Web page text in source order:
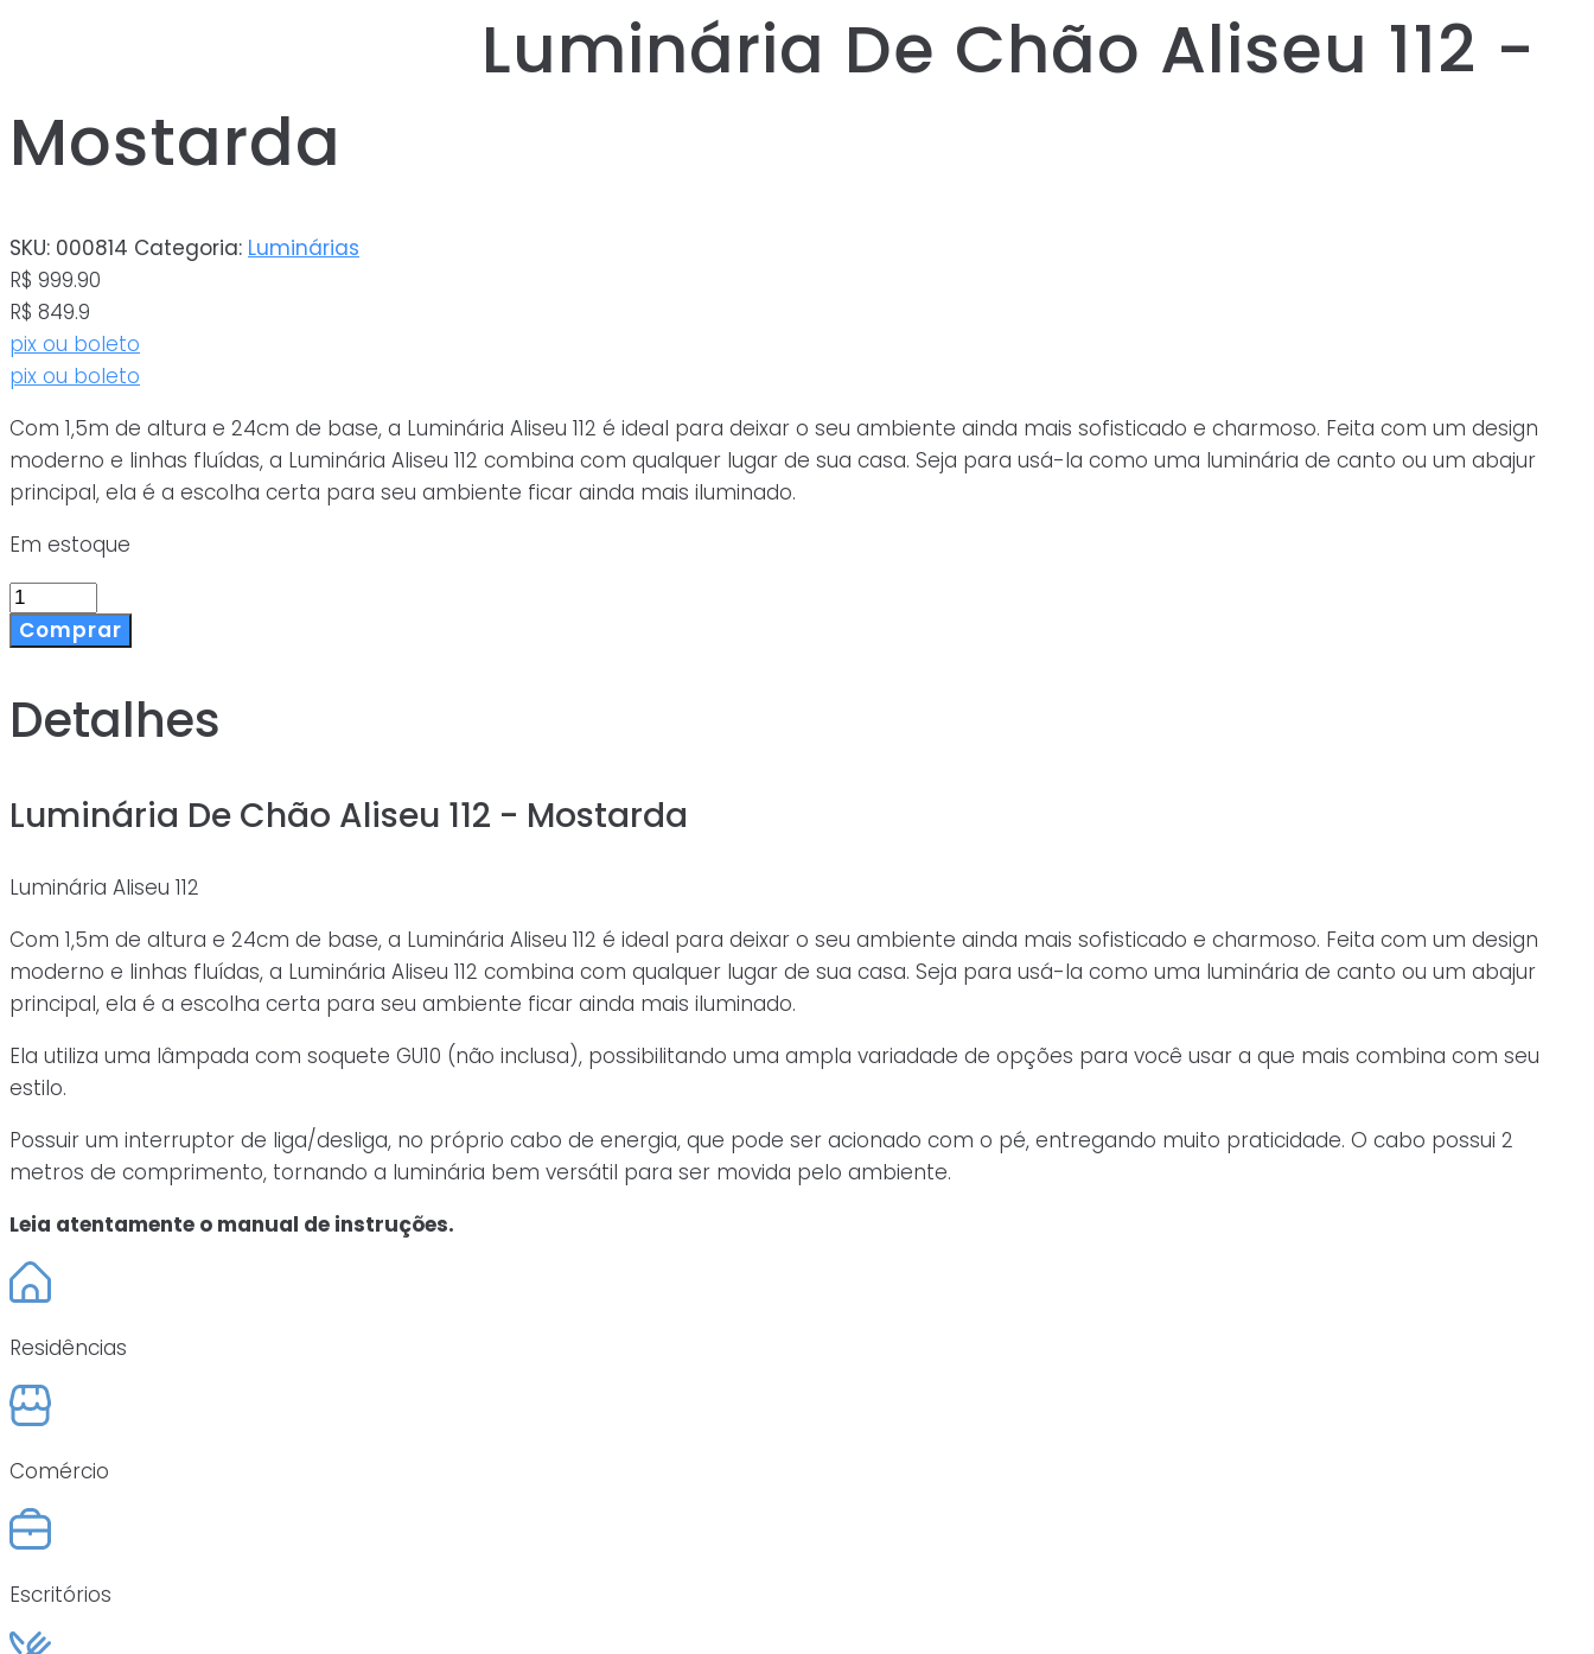
Luminária De Chão Aliseu 112 -
Mostarda
SKU: 000814 Categoria: Luminárias
R$ 999.90
R$ 849.9
pix ou boleto
pix ou boleto
Com 1,5m de altura e 24cm de base, a Luminária Aliseu 112 é ideal para deixar o seu ambiente ainda mais sofisticado e charmoso. Feita com um design
moderno e linhas fluídas, a Luminária Aliseu 112 combina com qualquer lugar de sua casa. Seja para usá-la como uma luminária de canto ou um abajur
principal, ela é a escolha certa para seu ambiente ficar ainda mais iluminado.
Em estoque
Luminária
De
112
quantidade
Comprar
Detalhes
Luminária De Chão Aliseu 112 - Mostarda
Luminária Aliseu 112
Com 1,5m de altura e 24cm de base, a Luminária Aliseu 112 é ideal para deixar o seu ambiente ainda mais sofisticado e charmoso. Feita com um design
moderno e linhas fluídas, a Luminária Aliseu 112 combina com qualquer lugar de sua casa. Seja para usá-la como uma luminária de canto ou um abajur
principal, ela é a escolha certa para seu ambiente ficar ainda mais iluminado.
Ela utiliza uma lâmpada com soquete GU10 (não inclusa), possibilitando uma ampla variadade de opções para você usar a que mais combina com seu
estilo.
Possuir um interruptor de liga/desliga, no próprio cabo de energia, que pode ser acionado com o pé, entregando muito praticidade. O cabo possui 2
metros de comprimento, tornando a luminária bem versátil para ser movida pelo ambiente.
Leia atentamente o manual de instruções.
Residências
Comércio
Escritórios